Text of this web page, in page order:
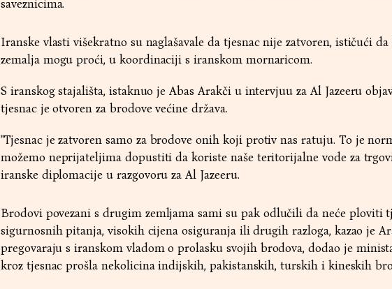
saveznicima.
Iranske vlasti višekratno su naglašavale da tjesnac nije zatvoren, ističući
zemalja mogu proći, u koordinaciji s iranskom mornaricom.
S iranskog stajališta, istaknuo je Abas Arakči u intervjuu za Al Jazeeru
tjesnac je otvoren za brodove većine država.
"Tjesnac je zatvoren samo za brodove onih koji protiv nas ratuju. To je
možemo neprijateljima dopustiti da koriste naše teritorijalne vode za
iranske diplomacije u razgovoru za Al Jazeeru.
Brodovi povezani s drugim zemljama sami su pak odlučili da neće ploviti
sigurnosnih pitanja, visokih cijena osiguranja ili drugih razloga, kazao je
pregovaraju s iranskom vladom o prolasku svojih brodova, dodao je
kroz tjesnac prošla nekolicina indijskih, pakistanskih, turskih i kineskih